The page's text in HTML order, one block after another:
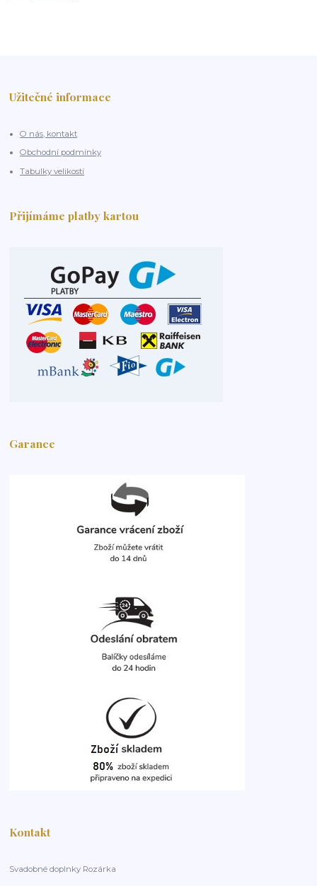
Užitečné informace
O nás, kontakt
Obchodní podmínky
Tabulky velikostí
Přijímáme platby kartou
Garance
Kontakt
Svadobné doplnky Rozárka